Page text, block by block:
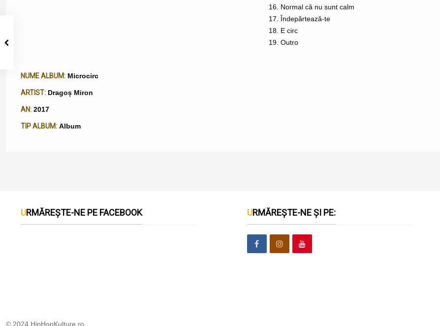
16. Normal că nu sunt calm
17. Îndepărtează-te
18. E circ
19. Outro
NUME ALBUM: Microcirc
ARTIST: Dragoș Miron
AN: 2017
TIP ALBUM: Album
URMĂREȘTE-NE PE FACEBOOK URMĂREȘTE-NE ȘI PE:
© 2024 HipHopKulture.ro